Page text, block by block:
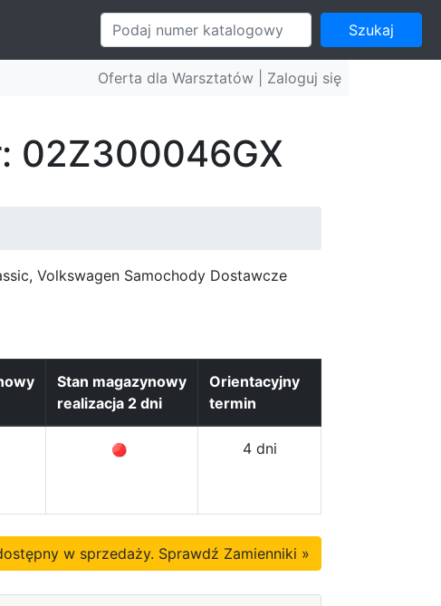
Szukaj
Oferta dla Warsztatów | Zaloguj się
02Z300046GX
Volkswagen Samochody Dostawcze
Stan magazynowy
realizacja 2 dni
Orientacyjny
termin
4 dni
w sprzedaży. Sprawdź Zamienniki »